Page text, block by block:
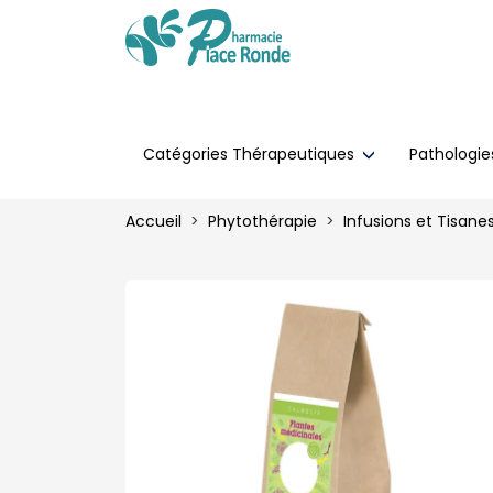
Catégories Thérapeutiques
Accueil Phytothérapie Infusions et Tisanes